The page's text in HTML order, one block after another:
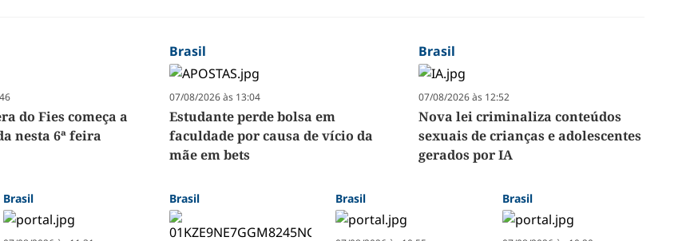
do Fies começa a
nesta 6ª feira
Brasil
07/08/2026 às 13:04
Estudante perde bolsa em
faculdade por causa de vício da
mãe em bets
Brasil
07/08/2026 às 12:52
Nova lei criminaliza conteúdos
sexuais de crianças e adolescentes
gerados por IA
Brasil Brasil Brasil Brasil